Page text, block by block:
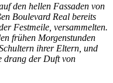
den hellen Fassaden von
Boulevard Real bereits
Festmeile, versammelten.
frühen Morgenstunden
ihrer Eltern, und
drang der Duft von